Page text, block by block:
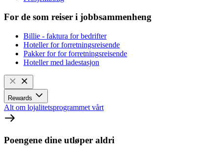
For de som reiser i jobbsammenheng
Billie - faktura for bedrifter
Hoteller for forretningsreisende
Pakker for for forretningsreisende
Hoteller med ladestasjon
Rewards
Alt om lojalitetsprogrammet vårt
Poengene dine utløper aldri